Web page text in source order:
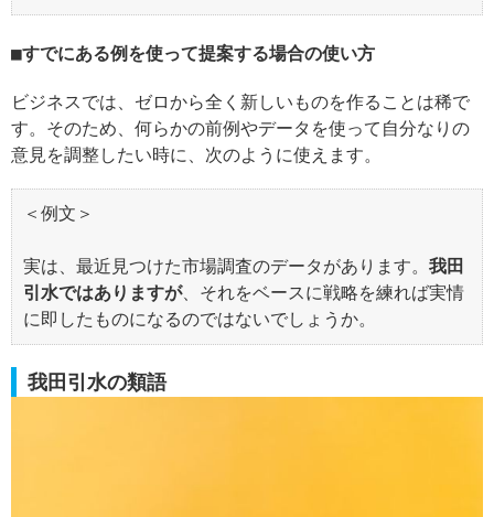
すでにある例を使って提案する場合の使い方
ビジネスでは、ゼロから全く新しいものを作ることは稀で
す。そのため、何らかの前例やデータを使って自分なりの
意見を調整したい時に、次のように使えます。
＜例文＞
実は、最近見つけた市場調査のデータがあります。 我田
引水ではありますが、それをベースに戦略を練れば実情
に即したものになるのではないでしょうか。
我田引水の類語